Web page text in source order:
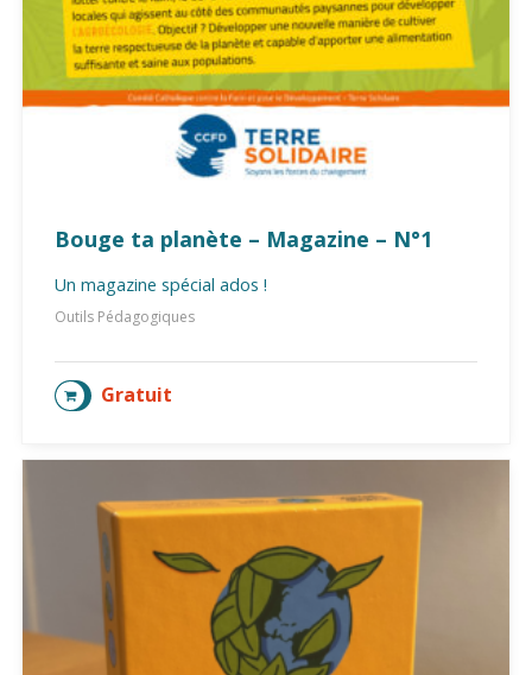
Bouge ta planète – Magazine – N°1
Un magazine spécial ados !
Outils Pédagogiques
Gratuit
AJOUTER AU PANIER